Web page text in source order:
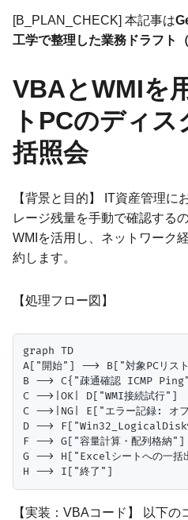
[B_PLAN_CHECK] 本記事は
工学で整理した業務ドラフト（
VBAとWMIを
トPCのディ
括照会
【背景と目的】 IT資産管理に
レージ残量を手動で確認する
WMIを活用し、ネットワーク
約します。
【処理フロー図】
graph TD
A["開始"] --> B["対象PCリスト
B --> C{"疎通確認 ICMP
C -->|OK| D["WMI接続試行"]
C -->|NG| E["エラー記録: オ
D --> F["Win32_LogicalDisk
F --> G["容量計算・配列格納"]
G --> H["Excelシートへの一括
【実装：VBAコード】 以下